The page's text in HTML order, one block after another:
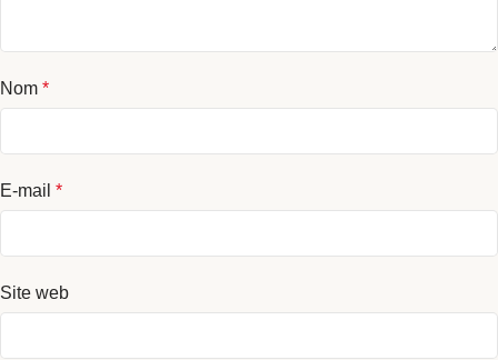
Nom *
E-mail *
Site web